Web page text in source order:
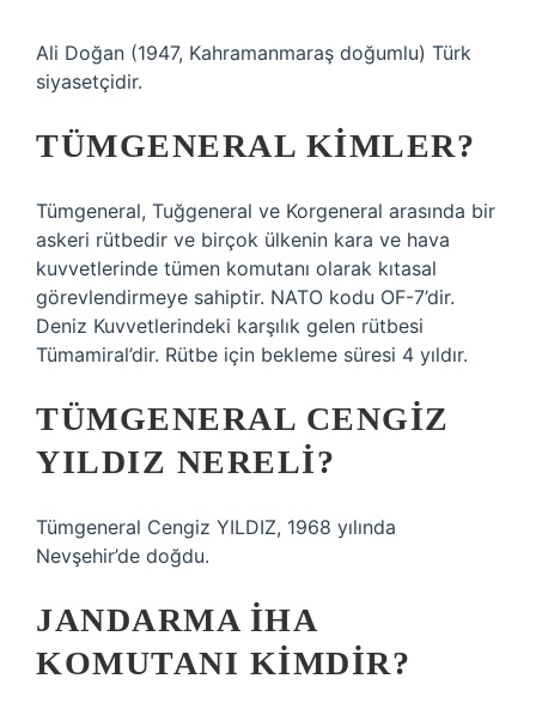
Ali Doğan (1947, Kahramanmaraş doğumlu) Türk
siyasetçidir.
TÜMGENERAL KIMLER?
Tümgeneral, Tuğgeneral ve Korgeneral arasında bir
askeri rütbedir ve birçok ülkenin kara ve hava
kuvvetlerinde tümen komutanı olarak kıtasal
görevlendirmeye sahiptir. NATO kodu OF-7’dir.
Deniz Kuvvetlerindeki karşılık gelen rütbesi
Tümamiral’dir. Rütbe için bekleme süresi 4 yıldır.
TÜMGENERAL CENGIZ
YILDIZ NERELI?
Tümgeneral Cengiz YILDIZ, 1968 yılında
Nevşehir’de doğdu.
JANDARMA İHA
KOMUTANI KIMDIR?